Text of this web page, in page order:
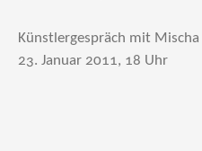
Künstlergespräch mit Mischa
23. Januar 2011, 18 Uhr